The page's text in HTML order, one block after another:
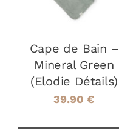
Cape de Bain –
Mineral Green
(Elodie Détails)
39.90 €